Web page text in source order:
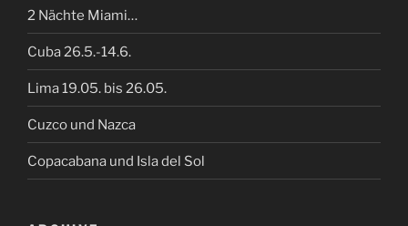
2 Nächte Miami…
Cuba 26.5.-14.6.
Lima 19.05. bis 26.05.
Cuzco und Nazca
Copacabana und Isla del Sol